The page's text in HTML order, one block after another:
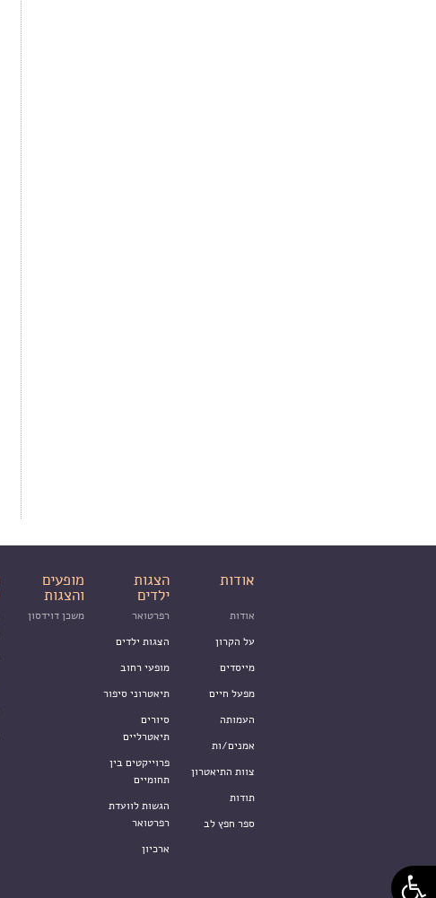
אודות הצגות
ילדים
מופעים
והצגות
אודות
על הקרון
מייסדים
מפעל חיים
העמותה
אמנים/ות
צוות התיאטרון
תודות
ספר חפץ לב
רפרטואר
הצגות ילדים
מופעי רחוב
תיאטרוני סיפור
סיורים
תיאטרליים
פרוייקטים בין
תחומיים
הגשות לוועדת
רפרטואר
ארכיון
משכן דוידסון